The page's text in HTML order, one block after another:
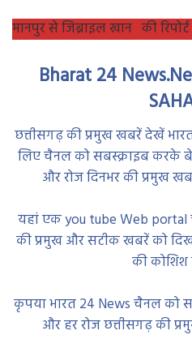
मानपुर से जिब्राइल खान की रिपोर्ट
Bharat 24
छत्तीसगढ़ की प्रमुख खबरें देखें
लिए चैनल को सबस्क्राइब करके
और रोज दिनभर की प्रमुख
यहां एक you tube Web
की प्रमुख और सटीक खबरें को
की कोशिश
कृपया भारत 24 News चैनल को
और हर रोज छत्तीसगढ़ की